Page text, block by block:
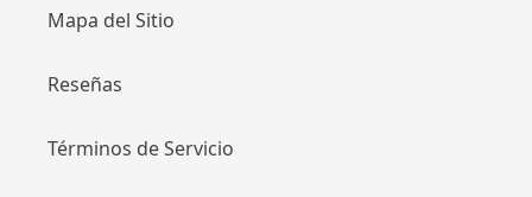
Mapa del Sitio
Reseñas
Términos de Servicio